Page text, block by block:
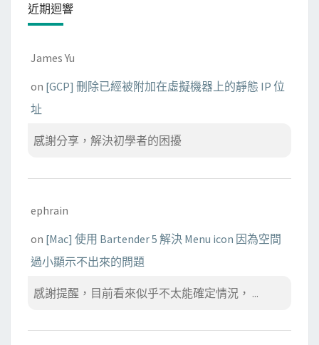
近期迴響
James Yu
on [GCP] 刪除已經被附加在虛擬機器上的靜態 IP 位
址
感謝分享，解決初學者的困擾
ephrain
on [Mac] 使用 Bartender 5 解決 Menu icon 因為空間
過小顯示不出來的問題
感謝提醒，目前看來似乎不太能確定情況， ...